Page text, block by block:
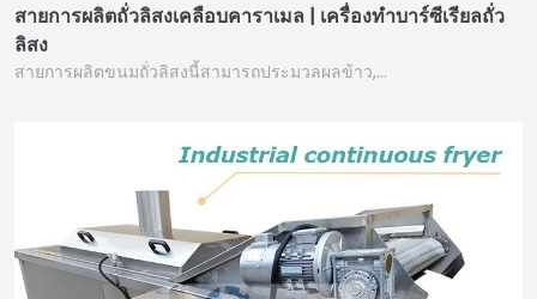
สายการผลิตถั่วลิสงเคลือบคาราเมล | เครื่องทำบาร์ซีเรียลถั่ว
ลิสง
สายการผลิตขนมถั่วลิสงนี้สามารถประมวลผลข้าว,…